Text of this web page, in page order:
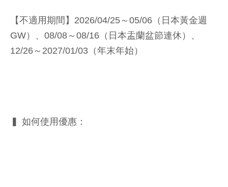
【不適用期間】2026/04/25～05/06（日本黃金週
GW）、08/08～08/16（日本盂蘭盆節連休）、
12/26～2027/01/03（年末年始）
▍ 如何使用優惠：